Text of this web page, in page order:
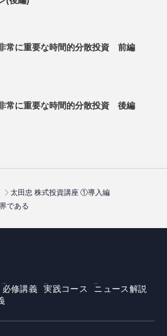
常に重要な時間的分散投資 前編
常に重要な時間的分散投資 後編
太田忠 株式投資講座 ①導入編
である
必修講義 実践コース
ニュース解説